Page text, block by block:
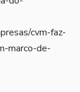
cvm-faz-
marco-de-